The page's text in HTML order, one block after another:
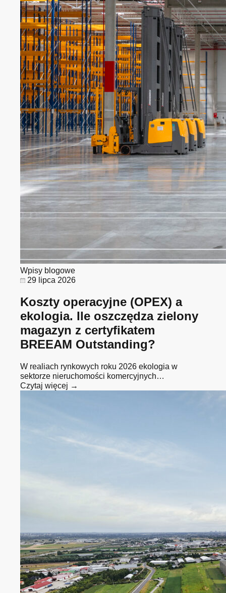
Wpisy blogowe
29 lipca 2026
Koszty operacyjne (OPEX) a
ekologia. Ile oszczędza zielony
magazyn z certyfikatem
BREEAM Outstanding?
W realiach rynkowych roku 2026 ekologia w
sektorze nieruchomości komercyjnych…
Czytaj więcej →